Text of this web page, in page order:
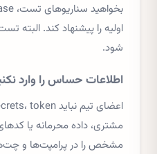
اولیه را پیشنهاد کند. البته
شود.
اطلاعات حساس را وارد
مشتری، داده محرمانه یا
مشخص را در پرامپت‌ها و